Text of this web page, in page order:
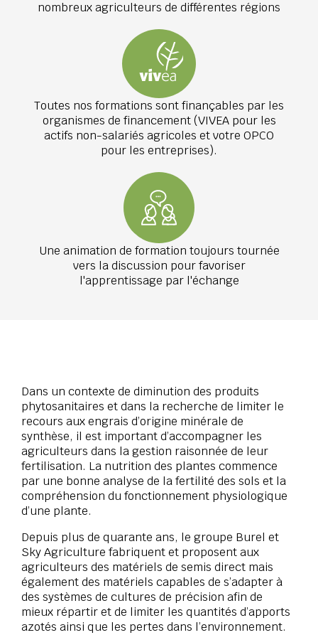
nombreux agriculteurs de différentes régions
Toutes nos formations sont finançables par les
organismes de financement (VIVEA pour les
actifs non-salariés agricoles et votre OPCO
pour les entreprises).
Une animation de formation toujours tournée
vers la discussion pour favoriser
l'apprentissage par l'échange
Dans un contexte de diminution des produits
phytosanitaires et dans la recherche de limiter le
recours aux engrais d’origine minérale de
synthèse, il est important d’accompagner les
agriculteurs dans la gestion raisonnée de leur
fertilisation. La nutrition des plantes commence
par une bonne analyse de la fertilité des sols et la
compréhension du fonctionnement physiologique
d’une plante.
Depuis plus de quarante ans, le groupe Burel et
Sky Agriculture fabriquent et proposent aux
agriculteurs des matériels de semis direct mais
également des matériels capables de s’adapter à
des systèmes de cultures de précision afin de
mieux répartir et de limiter les quantités d’apports
azotés ainsi que les pertes dans l’environnement.